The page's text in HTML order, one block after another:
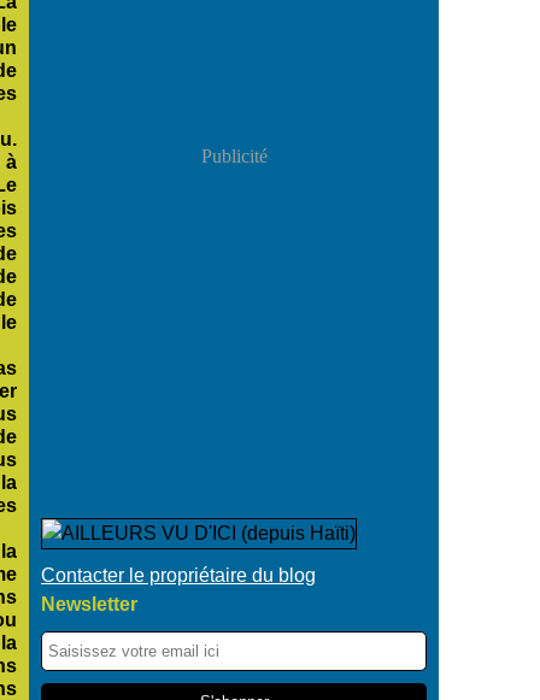
Publicité
Contacter le propriétaire du blog
Newsletter